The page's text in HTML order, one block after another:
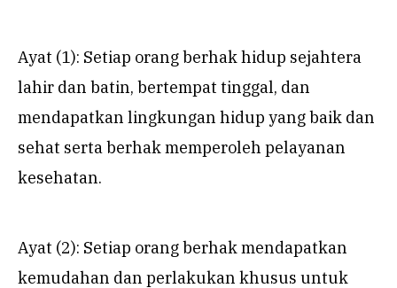
Ayat (1): Setiap orang berhak hidup sejahtera
lahir dan batin, bertempat tinggal, dan
mendapatkan lingkungan hidup yang baik dan
sehat serta berhak memperoleh pelayanan
kesehatan.
Ayat (2): Setiap orang berhak mendapatkan
kemudahan dan perlakukan khusus untuk